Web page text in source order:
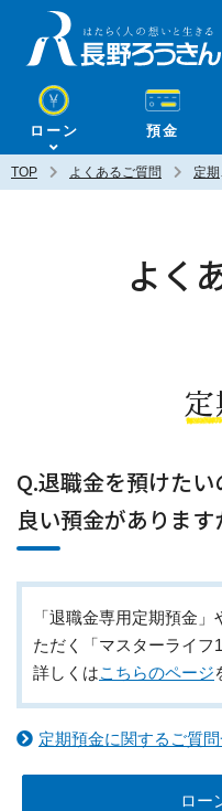
ローン 預金
TOP よくあるご質問
よく
定
Q.退職金を預けた
良い預金があります
「退職金専用定期預金
ただく「マスターライフ
詳しくはこちらのページ
定期預金に関するご質
ロー